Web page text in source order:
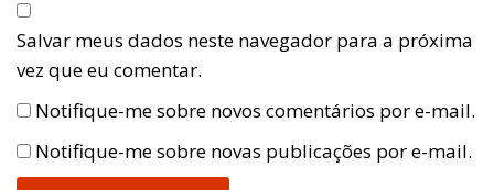
Salvar meus dados neste navegador para a próxima
vez que eu comentar.
Notifique-me sobre novos comentários por e-mail.
Notifique-me sobre novas publicações por e-mail.